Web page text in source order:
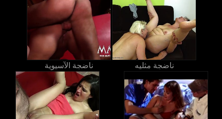
ناضجة الآسيوية ناضجة مثليه